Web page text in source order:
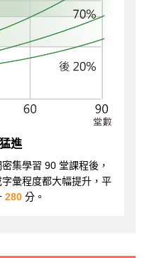
進
集學習 90 堂課程後，
彙程度都大幅提升，平
280 分。